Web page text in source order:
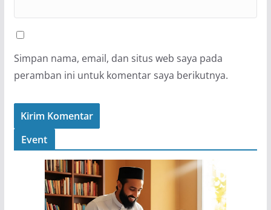
Simpan nama, email, dan situs web saya pada
peramban ini untuk komentar saya berikutnya.
Event